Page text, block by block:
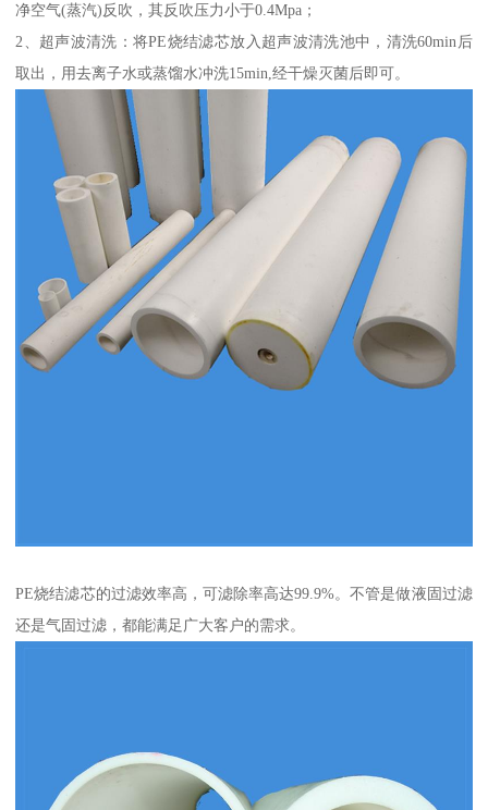
净空气(蒸汽)反吹，其反吹压力小于0.4Mpa；
2、超声波清洗：将PE烧结滤芯放入超声波清洗池中，清洗60min后
取出，用去离子水或蒸馏水冲洗15min,经干燥灭菌后即可。
PE烧结滤芯的过滤效率高，可滤除率高达99.9%。不管是做液固过滤
还是气固过滤，都能满足广大客户的需求。